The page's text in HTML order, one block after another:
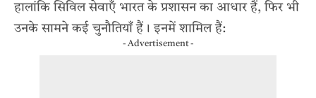
हालांकि सिविल सेवाएँ भारत के प्रशासन का आधार हैं, फिर भी
उनके सामने कई चुनौतियाँ हैं। इनमें शामिल हैं:
- Advertisement -